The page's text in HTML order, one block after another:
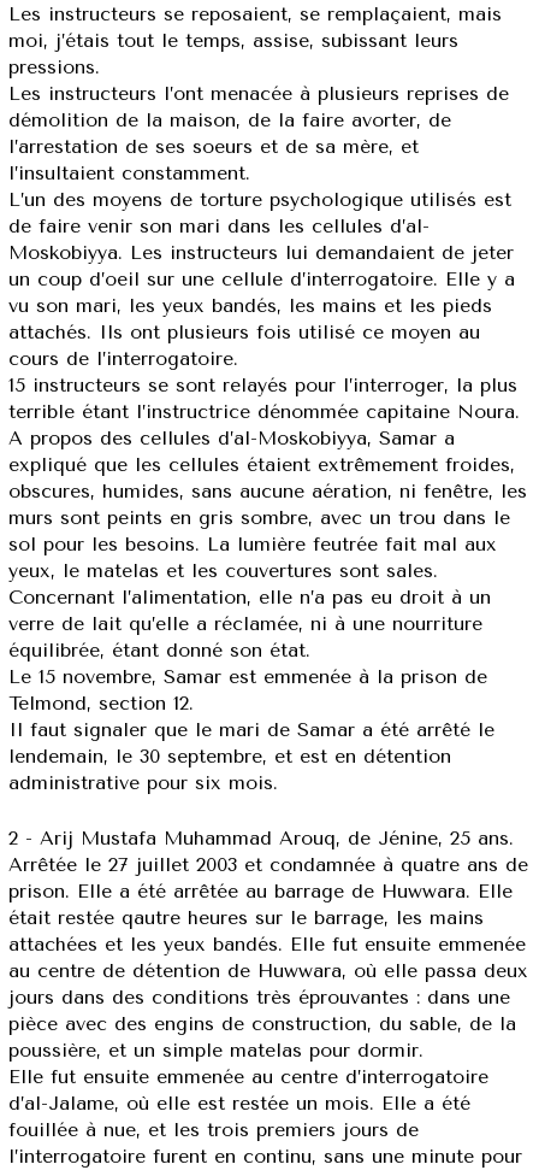
Les instructeurs se reposaient, se remplaçaient, mais
moi, j’étais tout le temps, assise, subissant leurs
pressions.
Les instructeurs l’ont menacée à plusieurs reprises de
démolition de la maison, de la faire avorter, de
l’arrestation de ses soeurs et de sa mère, et
l’insultaient constamment.
L’un des moyens de torture psychologique utilisés est
de faire venir son mari dans les cellules d’al-
Moskobiyya. Les instructeurs lui demandaient de jeter
un coup d’oeil sur une cellule d’interrogatoire. Elle y a
vu son mari, les yeux bandés, les mains et les pieds
attachés. Ils ont plusieurs fois utilisé ce moyen au
cours de l’interrogatoire.
15 instructeurs se sont relayés pour l’interroger, la plus
terrible étant l’instructrice dénommée capitaine Noura.
A propos des cellules d’al-Moskobiyya, Samar a
expliqué que les cellules étaient extrêmement froides,
obscures, humides, sans aucune aération, ni fenêtre, les
murs sont peints en gris sombre, avec un trou dans le
sol pour les besoins. La lumière feutrée fait mal aux
yeux, le matelas et les couvertures sont sales.
Concernant l’alimentation, elle n’a pas eu droit à un
verre de lait qu’elle a réclamée, ni à une nourriture
équilibrée, étant donné son état.
Le 15 novembre, Samar est emmenée à la prison de
Telmond, section 12.
Il faut signaler que le mari de Samar a été arrêté le
lendemain, le 30 septembre, et est en détention
administrative pour six mois.
2 - Arij Mustafa Muhammad Arouq, de Jénine, 25 ans.
Arrêtée le 27 juillet 2003 et condamnée à quatre ans de
prison. Elle a été arrêtée au barrage de Huwwara. Elle
était restée qautre heures sur le barrage, les mains
attachées et les yeux bandés. Elle fut ensuite emmenée
au centre de détention de Huwwara, où elle passa deux
jours dans des conditions très éprouvantes : dans une
pièce avec des engins de construction, du sable, de la
poussière, et un simple matelas pour dormir.
Elle fut ensuite emmenée au centre d’interrogatoire
d’al-Jalame, où elle est restée un mois. Elle a été
fouillée à nue, et les trois premiers jours de
l’interrogatoire furent en continu, sans une minute pour